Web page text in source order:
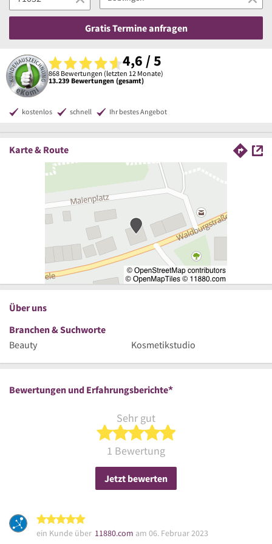
Gratis Termine anfragen
4,6 / 5
868 Bewertungen (letzten 12 Monate)
13.239 Bewertungen (gesamt)
kostenlos schnell Ihr bestes Angebot
Karte & Route
Über uns
Branchen & Suchworte
Beauty
Kosmetikstudio
Bewertungen und Erfahrungsberichte*
Sehr gut
5 von 5 Sternen
1 Bewertung
Jetzt bewerten
ein Kunde über 11880.com am 06. Februar 2023